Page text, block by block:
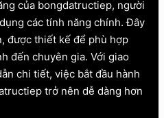
của bongdatructiep, người
các tính năng chính. Đây
được thiết kế để phù hợp
đến chuyên gia. Với giao
chi tiết, việc bắt đầu hành
trở nên dễ dàng hơn